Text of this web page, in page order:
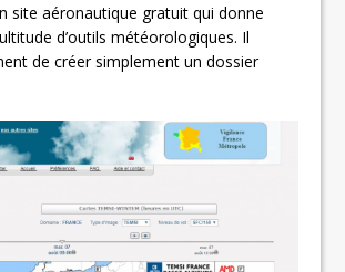
site aéronautique gratuit qui donne
d’outils météorologiques. Il
de créer simplement un dossier